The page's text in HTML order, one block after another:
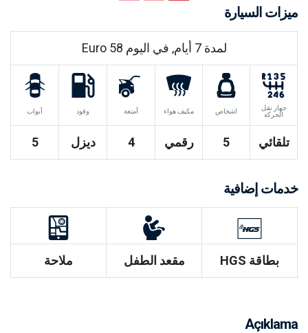
Next
ميزات السيارة
لمدة7 أيام, في اليوم 58
Euro
جهاز نقل
الحركة
اشخاص مكيف هواء أمتعة وقود أبواب
تلقائي 5 رقمي 4 ديزل 5
خدمات إضافية
بطاقة HGS مقعد الطفل ملاحة
Açıklama